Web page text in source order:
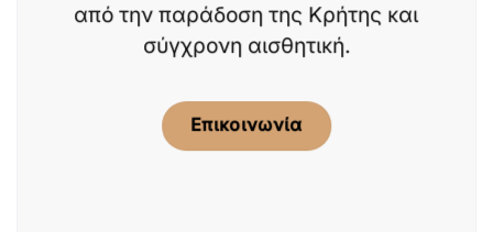
από την παράδοση της Κρήτης και
σύγχρονη αισθητική.
Επικοινωνία